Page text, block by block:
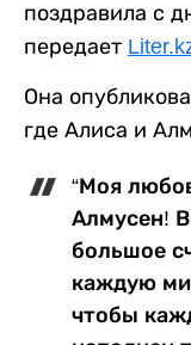
поздравила с
передает
Она
где Алиса и
“Моя
Алмусен!
большое
каждую
чтобы